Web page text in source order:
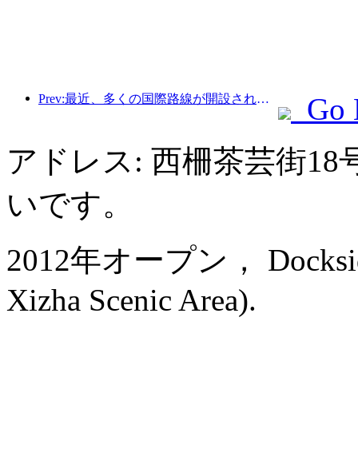
Prev:最近、多くの国際路線が開設され増加した。
Go
アドレス: 西柵茶芸街18
いです。
2012年オープン，
Xizha Scenic Area).